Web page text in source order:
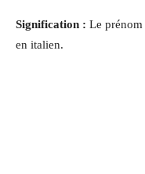
Signification : Le prénom
en italien.